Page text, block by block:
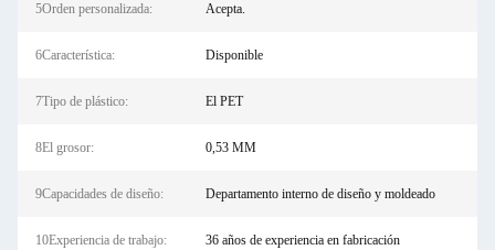
5Orden personalizada: Acepta.
6Característica: Disponible
7Tipo de plástico: El PET
8El grosor: 0,53 MM
9Capacidades de diseño: Departamento interno de diseño y moldeado
10Experiencia de trabajo: 36 años de experiencia en fabricación